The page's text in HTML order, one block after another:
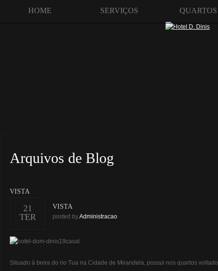
HOME SERVIÇOS QUARTOS
Arquivos de Blog
VISTA
21
TER
VISTA
posted byAdministracao
Situado à beira do rio Tua na Cidade de Mirandela, possui nos quartos